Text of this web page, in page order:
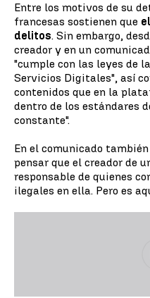
Entre los motivos de su
francesas sostienen que
delitos. Sin embargo,
creador y en un
"cumple con las leyes de
Servicios Digitales", así
contenidos que en la
dentro de los estándares
constante".
En el comunicado
pensar que el creador de
responsable de quienes
ilegales en ella. Pero es